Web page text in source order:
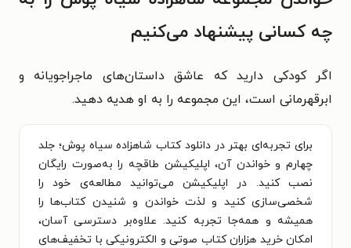
چه کسانی پیشنهاد می‌کنیم
اگر کودکی دارید که عاشق داستان‌های ماجراجویانه و
ابرقهرمانی است، این مجموعه را به او هدیه دهید.
برای تجربه‌ای بهتر در دانلود کتاب شاهزاده سیاه پوش؛ جلد
چهارم و خواندن آن، اپلیکیشن طاقچه را به‌صورت رایگان
نصب کنید. در اپلیکیشن می‌توانید مطالعه‌ی خود را
شخصی‌سازی کنید و لذت خواندن و شنیدن کتاب‌ها را
همیشه و همه‌جا تجربه کنید. علاوه‌بر دسترسی آسان،
امکان خرید هزاران کتاب صوتی و الکترونیکی با تخفیف‌های